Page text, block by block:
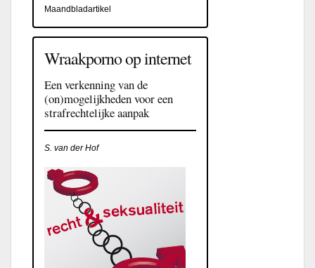
Maandbladartikel
Wraakporno op internet
Een verkenning van de
(on)mogelijkheden voor een
strafrechtelijke aanpak
S. van der Hof